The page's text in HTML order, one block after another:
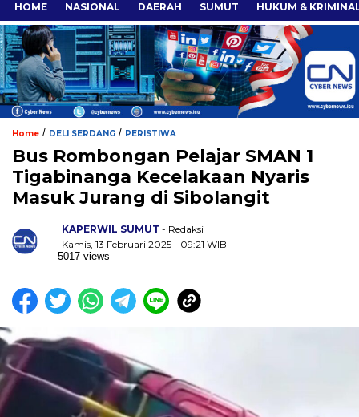
HOME NASIONAL DAERAH SUMUT HUKUM &
Home / DELI SERDANG / PERISTIWA
Bus Rombongan Pelajar SMAN 1
Tigabinanga Kecelakaan Nyaris
Masuk Jurang di Sibolangit
KAPERWIL SUMUT - Redaksi
Kamis, 13 Februari 2025 - 09:21 WIB
5017 views